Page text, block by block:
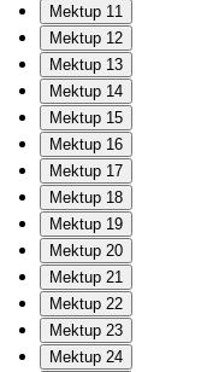
Mektup 11
Mektup 12
Mektup 13
Mektup 14
Mektup 15
Mektup 16
Mektup 17
Mektup 18
Mektup 19
Mektup 20
Mektup 21
Mektup 22
Mektup 23
Mektup 24